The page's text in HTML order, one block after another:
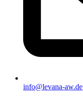
info@levana-aw.de